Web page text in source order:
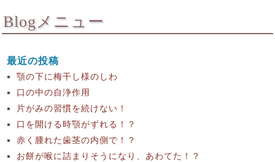
Blogメニュー
最近の投稿
顎の下に梅干し様のしわ
口の中の自浄作用
片がみの習慣を続けない！
口を開ける時顎がずれる！？
赤く腫れた歯茎の内側で！？
お餅が喉に詰まりそうになり、あわてた！？